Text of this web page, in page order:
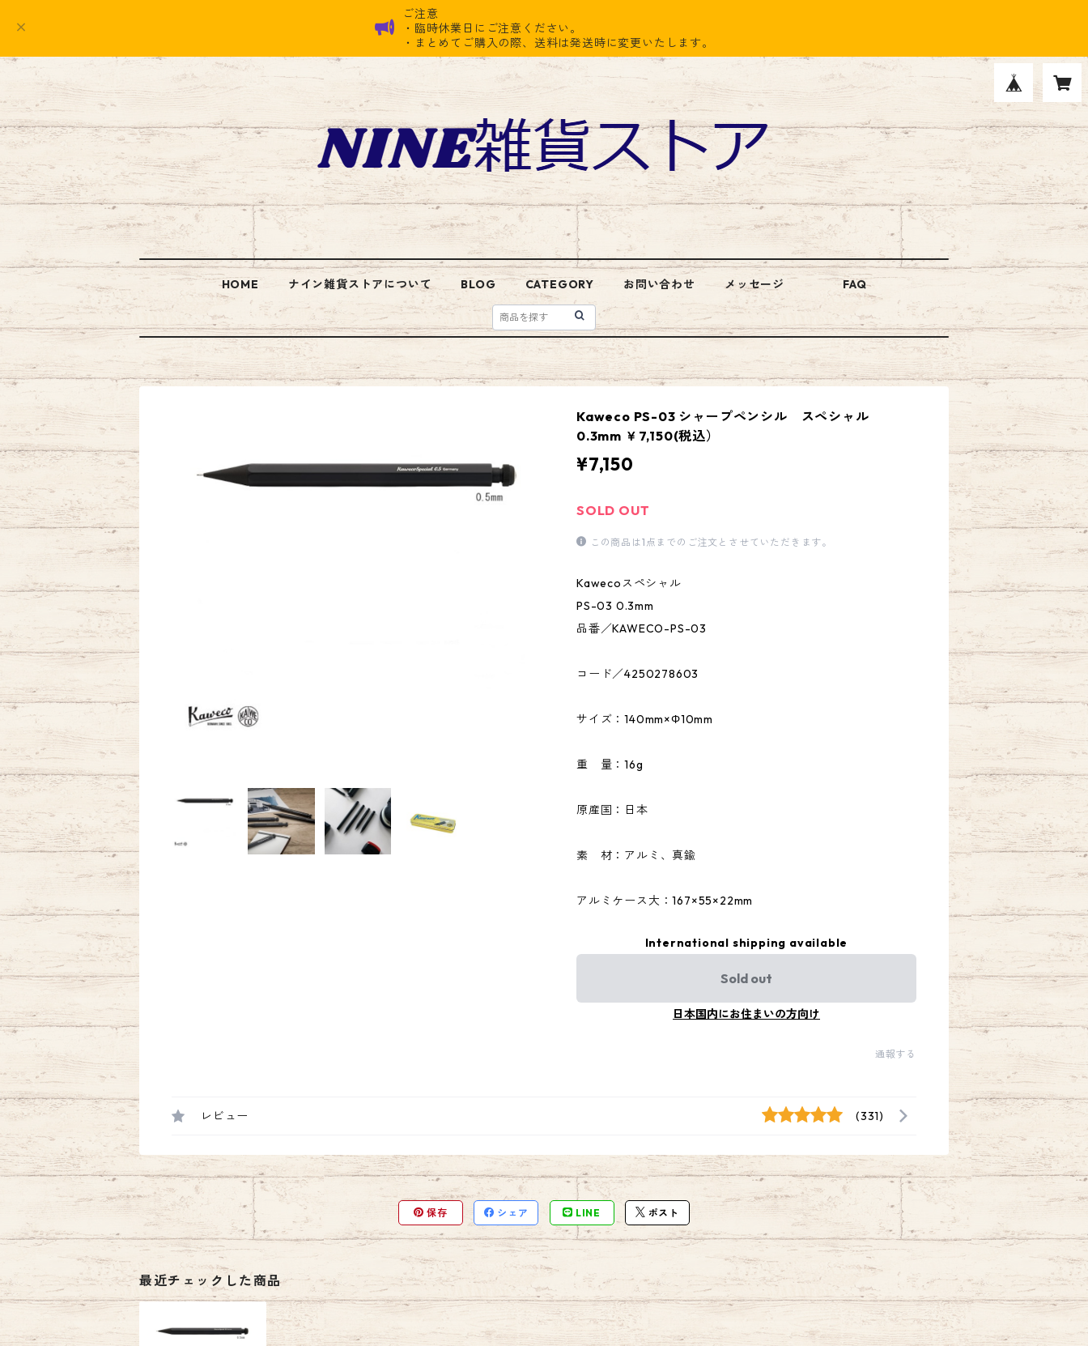
ご注意
・臨時休業日にご注意ください。
・まとめてご購入の際、送料は発送時に変更いたします。
HOME ナイン雑貨ストアについて BLOG CATEGORY お問い合わせ メッセージ FAQ
Kaweco PS-03 シャープペンシル スペシャル
0.3mm ￥7,150(税込）
¥7,150
SOLD OUT
この商品は1点までのご注文とさせていただきます。
Kawecoスペシャル
PS-03 0.3mm
品番／KAWECO-PS-03
コード／4250278603
サイズ：140mm×Φ10mm
重 量：16g
原産国：日本
素 材：アルミ、真鍮
アルミケース大：167×55×22mm
International shipping available
Sold out
日本国内にお住まいの方向け
通報する
レビュー (331)
保存 シェア LINE ポスト
最近チェックした商品